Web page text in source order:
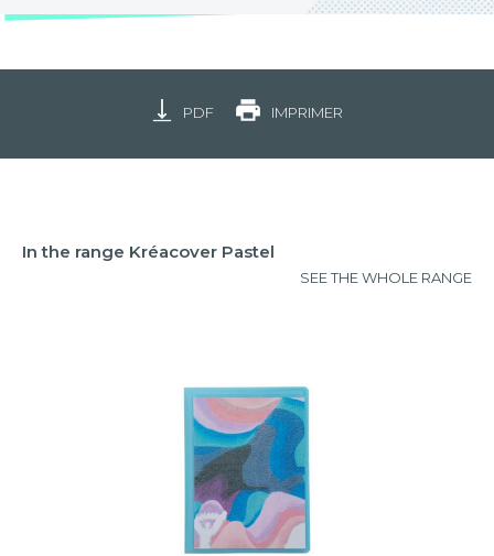
PDF IMPRIMER
In the range Kréacover Pastel
SEE THE WHOLE RANGE